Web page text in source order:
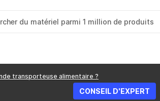
transporteuse alimentaire ?
CONSEIL D'EXPERT